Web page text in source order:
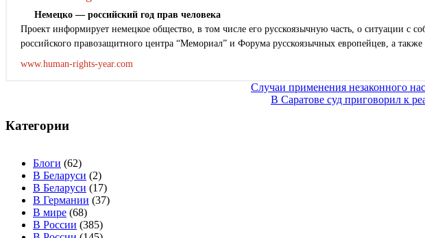
Немецко — российский год прав человека
Проект информирует немецкое общество, в том числе его русскоязычную часть, о ситуации с
российского правозащитного центра “Мемориал” и Форума русскоязычных европейцев, а
www.human-rights-year.com
записям
Случаи применения незаконного
В Саратове суд приговорил к
Категории
Блоги (62)
В Беларуси (2)
В Беларуси (17)
В Германии (37)
В мире (68)
В России (385)